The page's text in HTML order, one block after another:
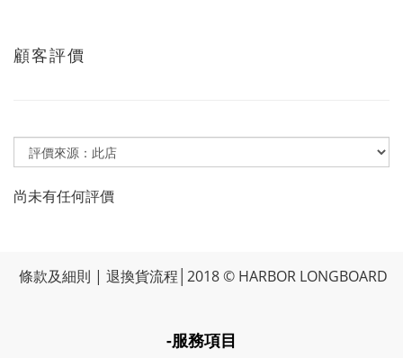
顧客評價
尚未有任何評價
條款及細則 | 退換貨流程 │2018 © HARBOR LONGBOARD
-服務項目